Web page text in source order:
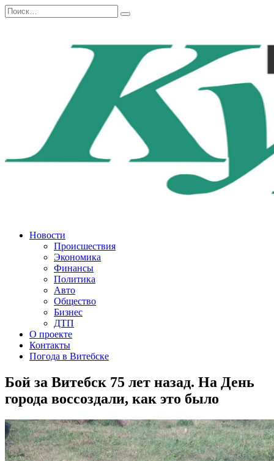
Перейти
к
Search
for:
Новости
Происшествия
Экономика
Финансы
Политика
Авто
Общество
Бизнес
ДТП
О проекте
Контакты
Погода в Витебске
Бой за Витебск 75 лет назад. На День
города воссоздали, как это было